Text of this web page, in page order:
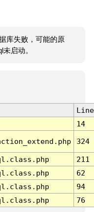
库失败，可能的原
启动。
Line
14
324
211
62
94
76